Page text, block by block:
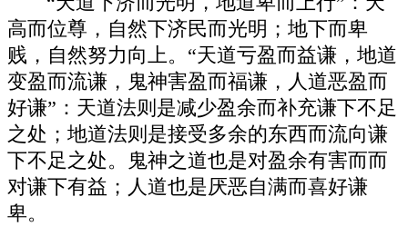
高而位尊，自然下济民而光明；地下而卑
贱，自然努力向上。“天道亏盈而益谦，地道
变盈而流谦，鬼神害盈而福谦，人道恶盈而
好谦”：天道法则是减少盈余而补充谦下不足
之处；地道法则是接受多余的东西而流向谦
下不足之处。鬼神之道也是对盈余有害而而
对谦下有益；人道也是厌恶自满而喜好谦
卑。